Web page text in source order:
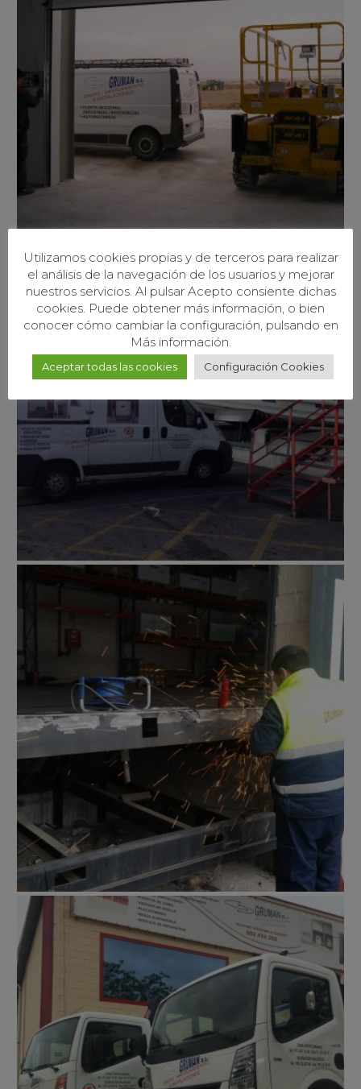
Utilizamos cookies propias y de terceros para realizar
el análisis de la navegación de los usuarios y mejorar
nuestros servicios. Al pulsar Acepto consiente dichas
cookies. Puede obtener más información, o bien
conocer cómo cambiar la configuración, pulsando en
Más información.
Aceptar todas las cookies Configuración Cookies